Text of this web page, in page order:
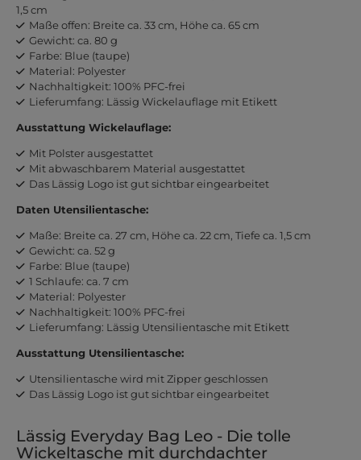
1,5 cm
Maße offen: Breite ca. 33 cm, Höhe ca. 65 cm
Gewicht: ca. 80 g
Farbe: Blue (taupe)
Material: Polyester
Nachhaltigkeit: 100% PFC-frei
Lieferumfang: Lässig Wickelauflage mit Etikett
Ausstattung Wickelauflage:
Mit Polster ausgestattet
Mit abwaschbarem Material ausgestattet
Das Lässig Logo ist gut sichtbar eingearbeitet
Daten Utensilientasche:
Maße: Breite ca. 27 cm, Höhe ca. 22 cm, Tiefe ca. 1,5 cm
Gewicht: ca. 52 g
Farbe: Blue (taupe)
1 Schlaufe: ca. 7 cm
Material: Polyester
Nachhaltigkeit: 100% PFC-frei
Lieferumfang: Lässig Utensilientasche mit Etikett
Ausstattung Utensilientasche:
Utensilientasche wird mit Zipper geschlossen
Das Lässig Logo ist gut sichtbar eingearbeitet
Lässig Everyday Bag Leo - Die tolle
Wickeltasche mit durchdachter